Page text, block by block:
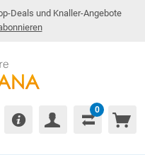
Deals und Knaller-Angebote
0